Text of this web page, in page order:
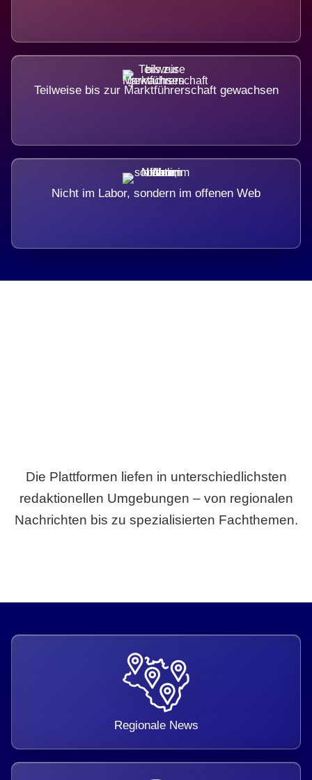
Teilweise bis zur Marktführerschaft gewachsen
Nicht im Labor, sondern im offenen Web
Die Plattformen liefen in unterschiedlichsten
redaktionellen Umgebungen – von regionalen
Nachrichten bis zu spezialisierten Fachthemen.
Regionale News